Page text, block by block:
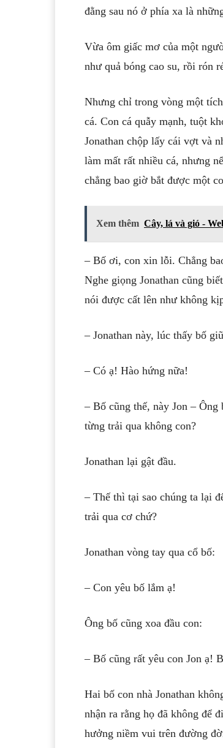
đằng sau nó ở phía xa là
Vừa ôm giấc mơ của một
như quả bóng cao su, rồi rón
Nhưng chỉ trong vòng một
cá. Con cá quẫy mạnh, tuột
Jonathan chộp lấy cái vợt và
làm mất rất nhiều cá, nhưng
chẳng bao giờ bắt được một
Xem thêm Cây, lá và gió -
– Bố ơi, con xin lỗi. Chẳng
Nghe giọng Jonathan cũng
nói được cất lên như không
– Jonathan này, lúc thấy bố
– Có ạ! Hào hứng nữa!
– Bố cũng thế, này Jon –
từng trải qua không con?
Jonathan lại gật đầu.
– Thế thì tại sao chúng ta lại
trải qua cơ chứ?
Jonathan vòng tay qua cổ bố:
– Con yêu bố lắm ạ!
Ông bố cũng xoa đầu con:
– Bố cũng rất yêu con Jon ạ!
Hai bố con nhà Jonathan
nhận ra rằng họ đã không để
hưởng niềm vui trên đường